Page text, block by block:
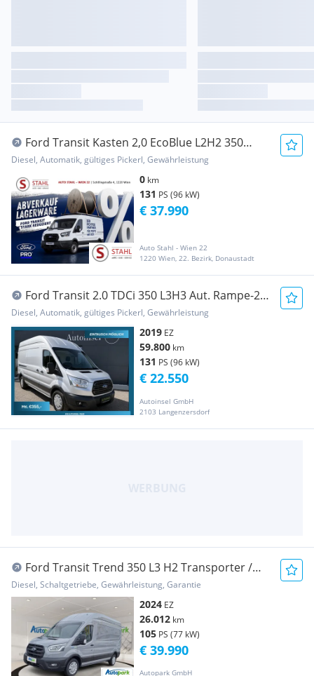
Ford Transit Kasten 2,0 EcoBlue L2H2 350
Trend Aut. Transporter / Kastenwagen
Diesel, Automatik, gültiges Pickerl, Gewährleistung
0 km
131 PS (96 kW)
Auto Stahl - Wien 22
1220 Wien, 22. Bezirk, Donaustadt
€ 37.990
Ford Transit 2.0 TDCi 350 L3H3 Aut. Rampe-2
Schiebet... Transporter / Kastenwagen
Diesel, Automatik, gültiges Pickerl, Gewährleistung
2019 EZ
59.800 km
131 PS (96 kW)
Autoinsel GmbH
2103 Langenzersdorf
€ 22.550
Ford Transit Trend 350 L3 H2 Transporter /
Kastenwagen
Diesel, Schaltgetriebe, Gewährleistung, Garantie
2024 EZ
26.012 km
105 PS (77 kW)
Autopark GmbH
€ 39.990